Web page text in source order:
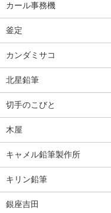
カール事務機
釜定
カンダミサコ
北星鉛筆
切手のこびと
木屋
キャメル鉛筆製作所
キリン鉛筆
銀座吉田